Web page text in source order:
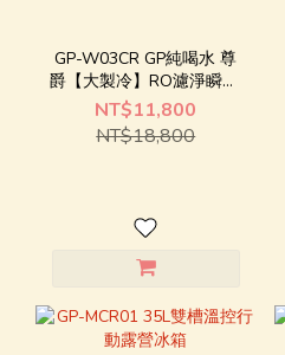
GP-W03CR GP純喝水 尊
爵【大製冷】RO濾淨瞬熱|
冰|溫|熱|開飲機
NT$11,800
NT$18,800